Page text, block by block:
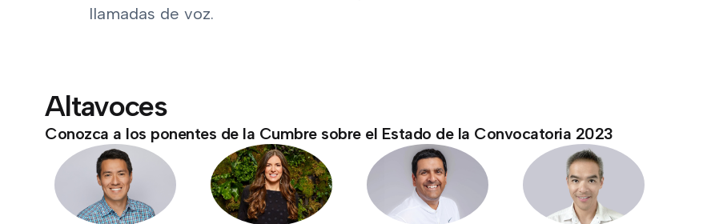
llamadas de voz.
Altavoces
Conozca a los ponentes de la Cumbre sobre el Estado de la Convocatoria 2023